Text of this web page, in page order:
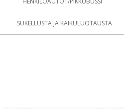
SUKELLUSTA JA KAIKULUOTAUSTA